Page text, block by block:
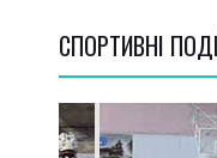
СПОРТИВНI